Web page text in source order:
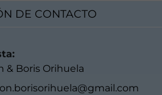
DE CONTACTO
& Boris Orihuela